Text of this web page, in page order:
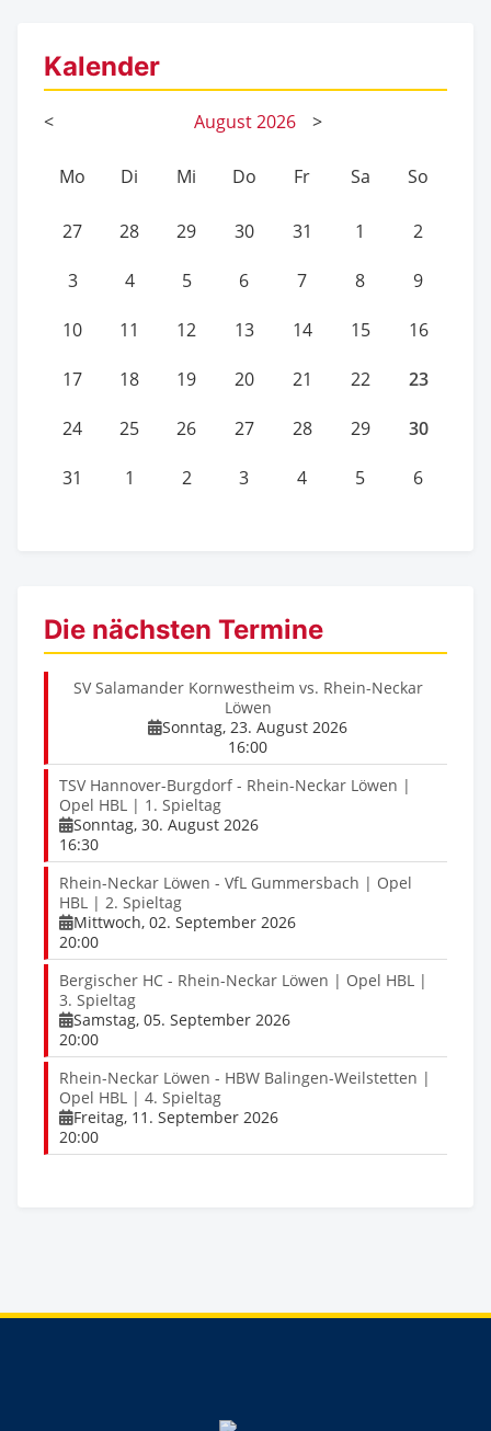
Kalender
< August2026 >
Mo Di Mi Do Fr Sa So
27 28 29 30 31 1 2
3 4 5 6 7 8 9
10 11 12 13 14 15 16
17 18 19 20 21 22 23
24 25 26 27 28 29 30
31 1 2 3 4 5 6
Die nächsten Termine
SV Salamander Kornwestheim vs. Rhein-Neckar
Löwen
Sonntag, 23. August 2026
16:00
TSV Hannover-Burgdorf - Rhein-Neckar Löwen |
Opel HBL | 1. Spieltag
Sonntag, 30. August 2026
16:30
Rhein-Neckar Löwen - VfL Gummersbach | Opel
HBL | 2. Spieltag
Mittwoch, 02. September 2026
20:00
Bergischer HC - Rhein-Neckar Löwen | Opel HBL |
3. Spieltag
Samstag, 05. September 2026
20:00
Rhein-Neckar Löwen - HBW Balingen-Weilstetten |
Opel HBL | 4. Spieltag
Freitag, 11. September 2026
20:00